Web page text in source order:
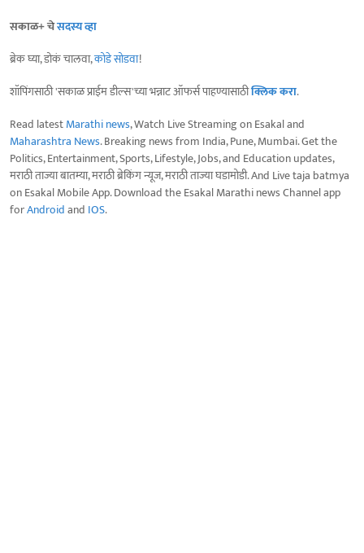
सकाळ+ चेसदस्य व्हा
ब्रेक घ्या, डोकं चालवा,कोडे सोडवा!
शॉपिंगसाठी 'सकाळ प्राईम डील्स'च्या भन्नाट ऑफर्स पाहण्यासाठीक्लिक करा.
Read latestMarathi news, Watch Live Streaming on Esakal and
Maharashtra News. Breaking news from India, Pune, Mumbai. Get the
Politics, Entertainment, Sports, Lifestyle, Jobs, and Education updates,
मराठी ताज्या बातम्या, मराठी ब्रेकिंग न्यूज, मराठी ताज्या घडामोडी. And Live taja batmya
on Esakal Mobile App. Download the Esakal Marathi news Channel app
forAndroidand IOS.